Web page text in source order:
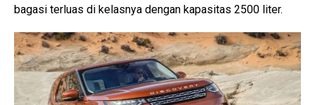
bagasi terluas di kelasnya dengan kapasitas 2500 liter.